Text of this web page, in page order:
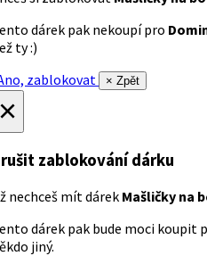
dárek pak nekoupí pro
ty :)
zablokovat
× Zpět
zablokování dárku
nechceš mít dárek Mašličky na
dárek pak bude moci koupit
jiný.